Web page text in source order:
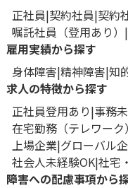
正社員 契約社員 契約
嘱託社員（登用あり）
雇用実績から探す
身体障害 精神障害 知
求人の特徴から探す
正社員登用あり 事務
在宅勤務（テレワーク
上場企業 グローバル
社会人未経験OK 社宅
障害への配慮事項から